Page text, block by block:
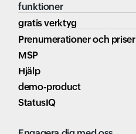
funktioner
gratis verktyg
Prenumerationer och priser
MSP
Hjälp
demo-product
StatusIQ